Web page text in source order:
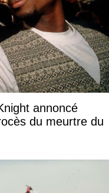
annoncé
du meurtre du